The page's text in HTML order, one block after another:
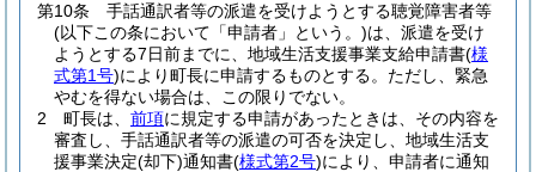
第10条
手話通訳者等の派遣を受けようとする聴覚障害者等
(以下この条において「申請者」という。)は、派遣を受け
ようとする7日前までに、地域生活支援事業支給申請書(様
式第1号)により町長に申請するものとする。 ただし、緊急
やむを得ない場合は、この限りでない。
2
町長は、 前項に規定する申請があったときは、その内容を
審査し、手話通訳者等の派遣の可否を決定し、地域生活支
援事業決定(却下)通知書(様式第2号)により、申請者に通知